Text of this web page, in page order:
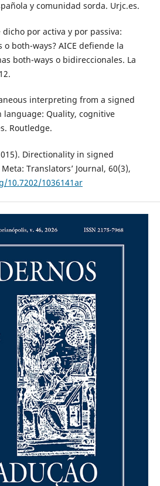
y comunidad sorda. Urjc.es.
dicho por activa y por passiva:
o both-ways? AICE defiende la
both-ways o bidireccionales. La
interpreting from a signed
language: Quality, cognitive
Routledge.
Directionality in signed
Translators’ Journal, 60(3),
10.7202/1036141ar